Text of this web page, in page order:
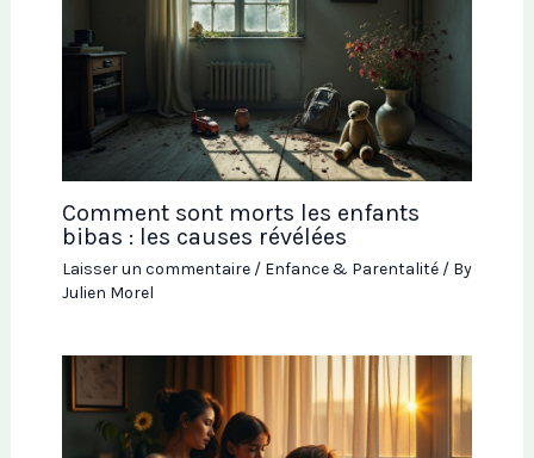
Comment sont morts les enfants
bibas : les causes révélées
Laisser un commentaire / Enfance & Parentalité/ By
Julien Morel